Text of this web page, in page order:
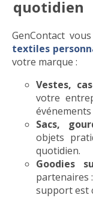
quotidien
GenContact
textiles
votre marque :
Vestes,
votre
Sacs,
objets
quotidien.
Goodies
partenaires
support est